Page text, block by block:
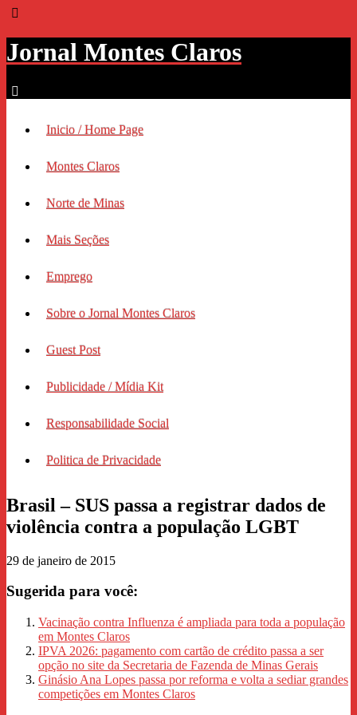
Jornal Montes Claros
Inicio / Home Page
Montes Claros
Norte de Minas
Mais Seções
Emprego
Sobre o Jornal Montes Claros
Guest Post
Publicidade / Mídia Kit
Responsabilidade Social
Politica de Privacidade
Brasil – SUS passa a registrar dados de
violência contra a população LGBT
29 de janeiro de 2015
Sugerida para você:
Vacinação contra Influenza é ampliada para toda a população
em Montes Claros
IPVA 2026: pagamento com cartão de crédito passa a ser
opção no site da Secretaria de Fazenda de Minas Gerais
Ginásio Ana Lopes passa por reforma e volta a sediar grandes
competições em Montes Claros